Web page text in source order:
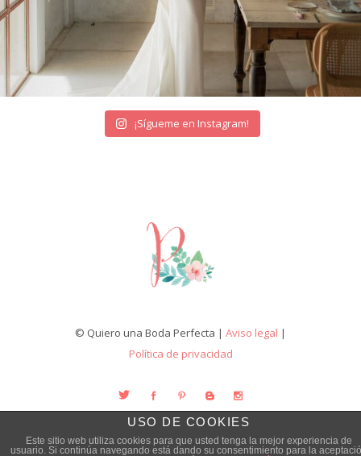
¡Sígueme en Instagram!
© Quiero una Boda Perfecta | Aviso legal |
Política de privacidad
USO DE COOKIES
Este sitio web utiliza cookies para que usted tenga la mejor experiencia de
usuario. Si continúa navegando está dando su consentimiento para la